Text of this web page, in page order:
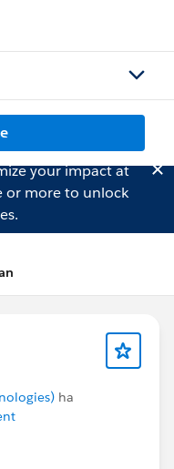
your impact at
more to unlock
ha